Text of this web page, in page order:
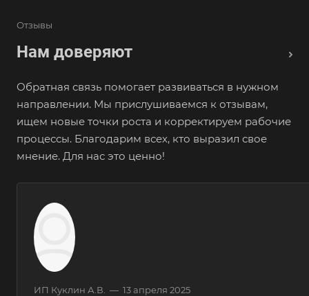
Отзывы
Нам доверяют
Обратная связь помогает развиваться в нужном
направлении. Мы прислушиваемся к отзывам,
ищем новые точки роста и корректируем рабочие
процессы. Благодарим всех, кто выразил свое
мнение. Для нас это ценно!
ИП Куклин А.В. — 13 апреля 2025